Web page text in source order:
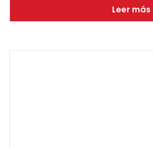
Leer más